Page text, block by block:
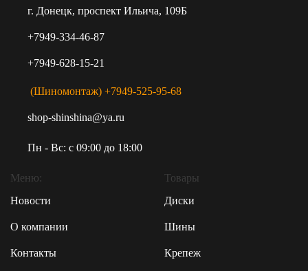
г. Донецк, проспект Ильича, 109Б
+7949-334-46-87
+7949-628-15-21
(Шиномонтаж) +7949-525-95-68
shop-shinshina@ya.ru
Пн - Вс: c 09:00 до 18:00
Меню:
Новости
О компании
Контакты
Товары
Диски
Шины
Крепеж